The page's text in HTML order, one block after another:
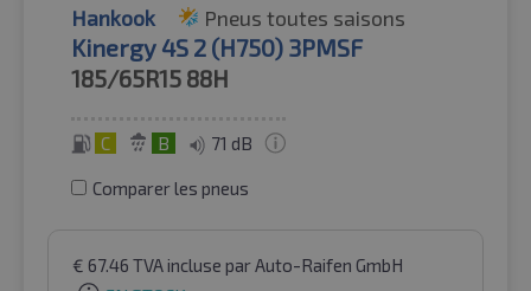
Hankook Pneus toutes saisons
Kinergy 4S 2 (H750) 3PMSF
185/65R15 88H
C B 71 dB
Comparer les pneus
€ 67.46 TVA incluse par Auto-Raifen GmbH